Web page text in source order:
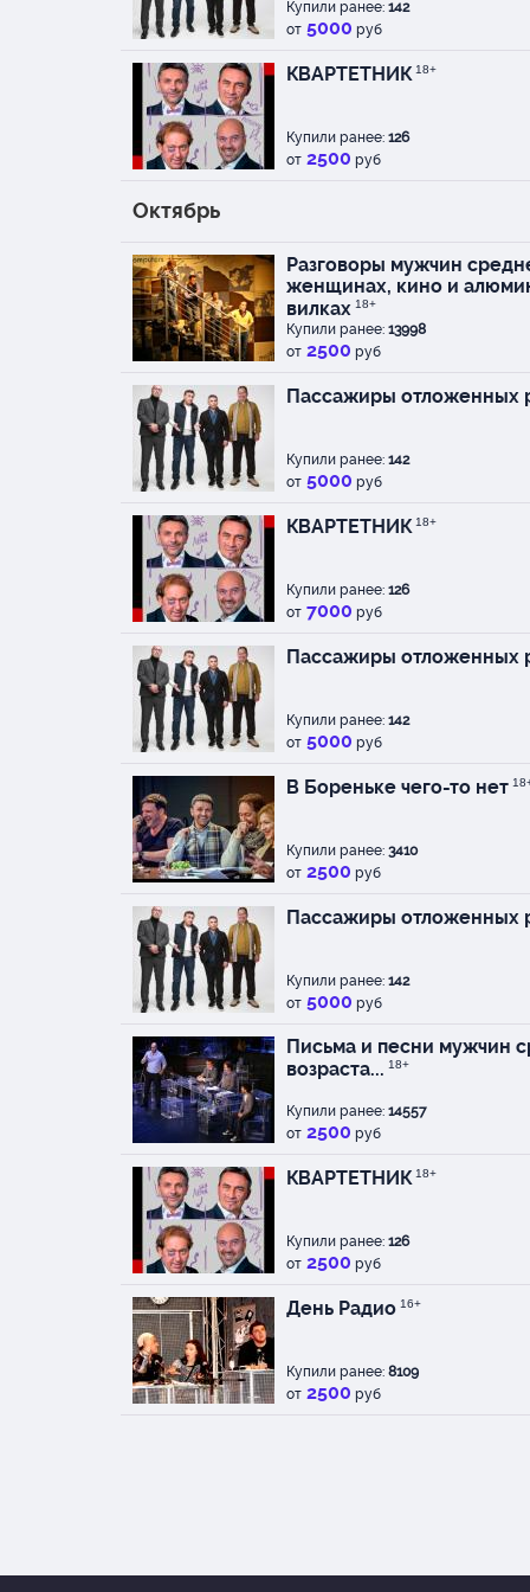
Нет, вообще-то всё,
спектакле, можно в
уральском?... а,
аэропорте одного
расположенного
Нет, не пугайтесь –
сделались друзьями
потому что это была
понятно, – в том
довольно
Состав
В спектакле участвуют
Л. Барац, А. Демидов,
Режиссер
С. Петрейков
Технический
Помощник
Звукорежиссер - С.
Видеомонтаж - А.
Видеоинженер - А.
Осветитель - И.
Художник по
Реквизит - Ю.
Купили ранее: 142
от 5000 руб
КВАРТЕТНИК 18+
Купили ранее: 126
от 2500 руб
Октябрь
Разговоры мужчин
женщинах, кино и
вилках 18+
Купили ранее: 13998
от 2500 руб
Пассажиры отложенных
Купили ранее: 142
от 5000 руб
КВАРТЕТНИК 18+
Купили ранее: 126
от 7000 руб
Пассажиры отложенных
Купили ранее: 142
от 5000 руб
В Бореньке чего-то нет
Купили ранее: 3410
от 2500 руб
Пассажиры отложенных
Купили ранее: 142
от 5000 руб
Письма и песни мужчин
возраста... 18+
Купили ранее: 14557
от 2500 руб
КВАРТЕТНИК 18+
Купили ранее: 126
от 2500 руб
День Радио 16+
Купили ранее: 8109
от 2500 руб